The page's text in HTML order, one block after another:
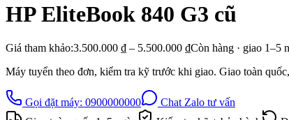
HP EliteBook 840 G3 cũ
Giá tham khảo:3.500.000 ₫ – 5.500.000 ₫Còn hàng · giao 1–5
Máy tuyển theo đơn, kiểm tra kỹ trước khi giao. Giao toàn
Gọi đặt máy: 0900000000
Chat Zalo tư vấn